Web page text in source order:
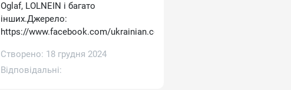
Oglaf, LOLNEIN і багато
інших.Джерело:
https://www.facebook.com/ukrainian.comics
Створено: 18 грудня 2024
Відповідальні: